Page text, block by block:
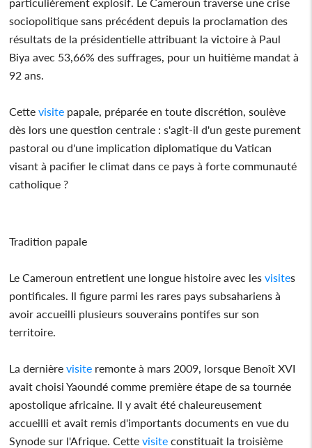
sociopolitique sans précédent depuis la proclamation des
résultats de la présidentielle attribuant la victoire à Paul
Biya avec 53,66% des suffrages, pour un huitième mandat à
92 ans.
Cette visite papale, préparée en toute discrétion, soulève
dès lors une question centrale : s'agit-il d'un geste purement
pastoral ou d'une implication diplomatique du Vatican
visant à pacifier le climat dans ce pays à forte communauté
catholique ?
Tradition papale
Le Cameroun entretient une longue histoire avec les visites
pontificales. Il figure parmi les rares pays subsahariens à
avoir accueilli plusieurs souverains pontifes sur son
territoire.
La dernière visite remonte à mars 2009, lorsque Benoît XVI
avait choisi Yaoundé comme première étape de sa tournée
apostolique africaine. Il y avait été chaleureusement
accueilli et avait remis d'importants documents en vue du
Synode sur l'Afrique. Cette visite constituait la troisième